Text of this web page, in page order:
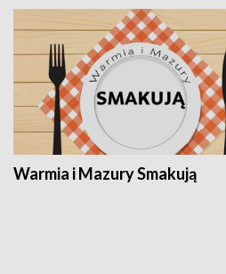
Warmia i Mazury Smakują